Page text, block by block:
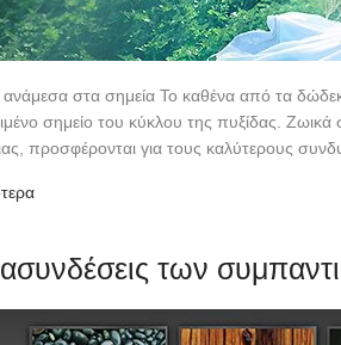
στα σημεία Το καθένα από τα
σημείο του κύκλου της πυξίδας.
προσφέρονται για τους καλύτερους
των